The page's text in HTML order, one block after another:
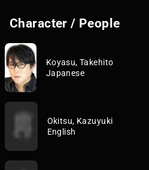
Character / People
Koyasu, Takehito
Japanese
Okitsu, Kazuyuki
English